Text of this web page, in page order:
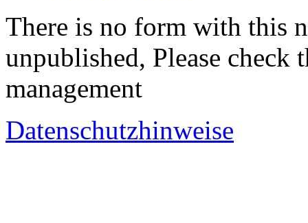
There is no form with this
unpublished, Please check
management
Datenschutzhinweise